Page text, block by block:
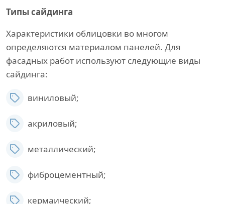
Типы сайдинга
Характеристики облицовки во многом
определяются материалом панелей. Для
фасадных работ используют следующие виды
сайдинга:
виниловый;
акриловый;
металлический;
фиброцементный;
кермаический;